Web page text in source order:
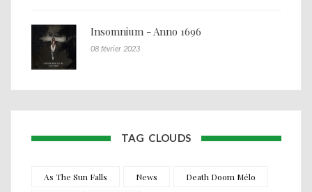
Insomnium - Anno 1696
08 février 2023
TAG CLOUDS
As The Sun Falls News Death Doom Mélo